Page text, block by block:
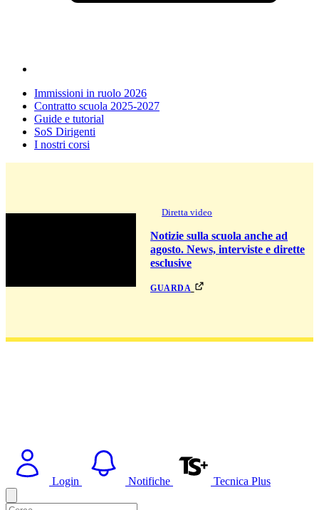
Immissioni in ruolo 2026
Contratto scuola 2025-2027
Guide e tutorial
SoS Dirigenti
I nostri corsi
Diretta video
Notizie sulla scuola anche ad
agosto. News, interviste e dirette
esclusive
guarda
Login Notifiche Tecnica Plus